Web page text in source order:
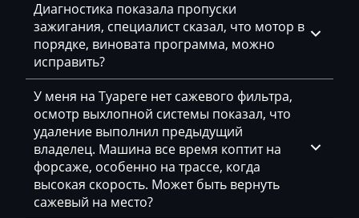
Comacchio
Cupra
Dacia
Daewoo
DAF
Daihatsu
Dammann
Simos 18xx
Simos 3xx
Simos 6xx
Simos 7xx
Simos 8xx
Диагностика показала пропуски
зажигания, специалист сказал, что мотор в
порядке, виновата программа, можно
исправить?
У меня на Туареге нет сажевого фильтра,
осмотр выхлопной системы показал, что
удаление выполнил предыдущий
владелец. Машина все время коптит на
форсаже, особенно на трассе, когда
высокая скорость. Может быть вернуть
сажевый на место?